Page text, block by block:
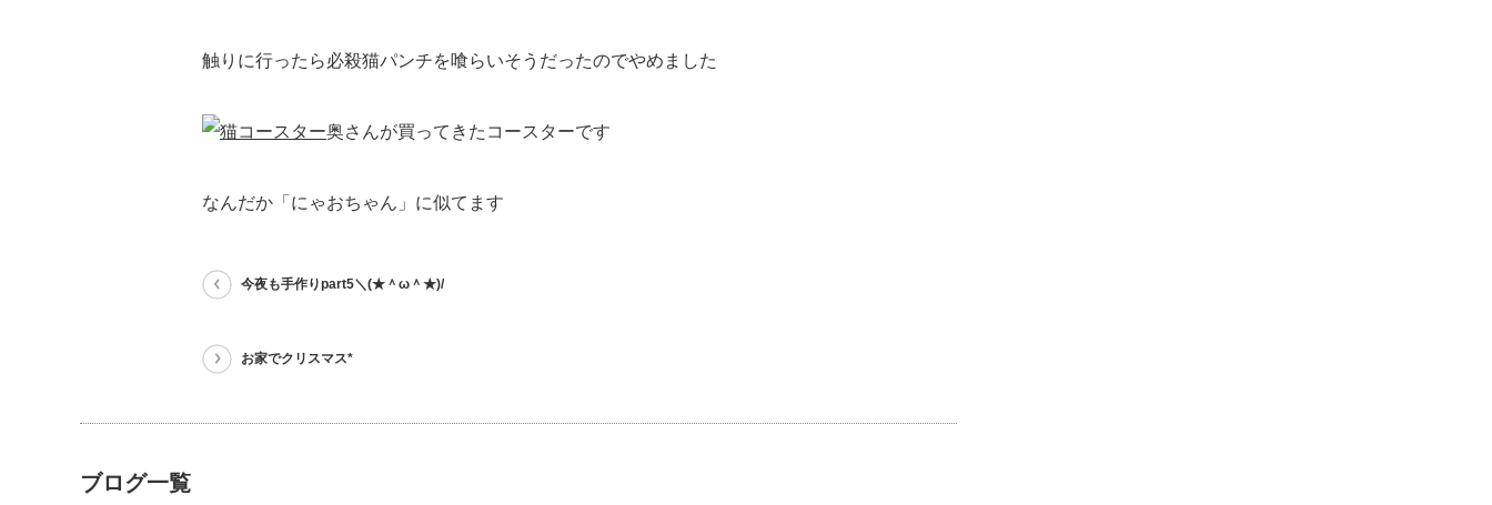
触りに行ったら必殺猫パンチを喰らいそうだったのでやめました
奥さんが買ってきたコースターです
なんだか「にゃおちゃん」に似てます
今夜も手作りpart5＼(★＾ω＾★)/
お家でクリスマス*
ブログ一覧